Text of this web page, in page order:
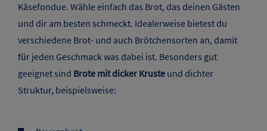
Käsefondue. Wähle einfach das Brot, das deinen Gästen
und dir am besten schmeckt. Idealerweise bietest du
verschiedene Brot- und auch Brötchensorten an, damit
für jeden Geschmack was dabei ist. Besonders gut
geeignet sind Brote mit dicker Kruste und dichter
Struktur, beispielsweise: